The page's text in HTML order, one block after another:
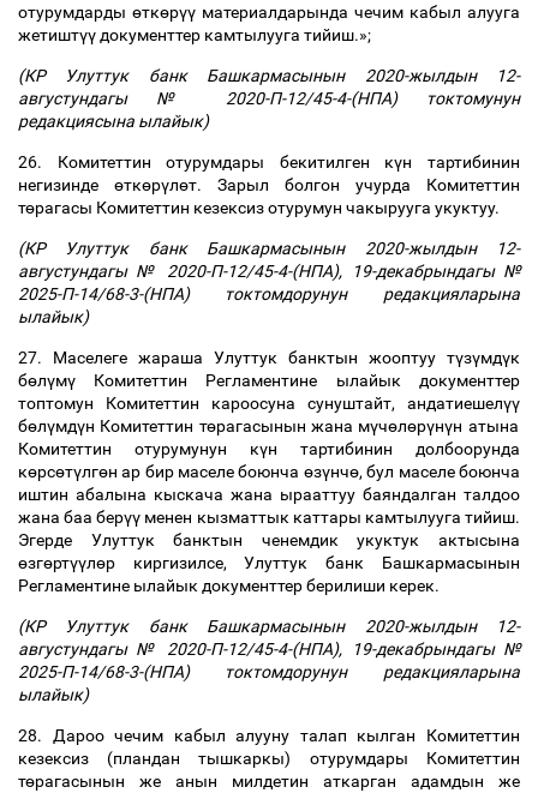
отурумдарды өткөрүү материалдарында чечим кабыл алууга
жетиштүү документтер камтылууга тийиш.»;
(КР Улуттук банк Башкармасынын 2020-жылдын 12-
августундагы № 2020-П-12/45-4-(НПА) токтомунун
редакциясына ылайык)
26. Комитеттин отурумдары бекитилген күн тартибинин
негизинде өткөрүлөт. Зарыл болгон учурда Комитеттин
төрагасы Комитеттин кезексиз отурумун чакырууга укуктуу.
(КР Улуттук банк Башкармасынын 2020-жылдын 12-
августундагы № 2020-П-12/45-4-(НПА), 19-декабрындагы №
2025-П-14/68-3-(НПА) токтомдорунун редакцияларына
ылайык)
27. Маселеге жараша Улуттук банктын жооптуу түзүмдүк
бөлүмү Комитеттин Регламентине ылайык документтер
топтомун Комитеттин кароосуна сунуштайт, андатиешелүү
бөлүмдүн Комитеттин төрагасынын жана мүчөлөрүнүн атына
Комитеттин отурумунун күн тартибинин долбоорунда
көрсөтүлгөн ар бир маселе боюнча өзүнчө, бул маселе боюнча
иштин абалына кыскача жана ырааттуу баяндалган талдоо
жана баа берүү менен кызматтык каттары камтылууга тийиш.
Эгерде Улуттук банктын ченемдик укуктук актысына
өзгөртүүлөр киргизилсе, Улуттук банк Башкармасынын
Регламентине ылайык документтер берилиши керек.
(КР Улуттук банк Башкармасынын 2020-жылдын 12-
августундагы № 2020-П-12/45-4-(НПА), 19-декабрындагы №
2025-П-14/68-3-(НПА)
токтомдорунун редакцияларына
ылайык)
28. Дароо чечим кабыл алууну талап кылган Комитеттин
кезексиз (пландан тышкаркы) отурумдары Комитеттин
төрагасынын же анын милдетин аткарган адамдын же